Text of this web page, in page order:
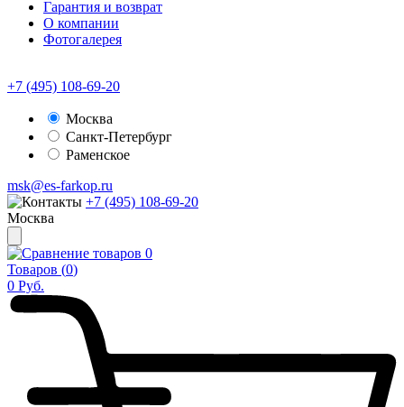
Гарантия и возврат
О компании
Фотогалерея
+7 (495) 108-69-20
Москва
Санкт-Петербург
Раменское
msk@es-farkop.ru
+7 (495) 108-69-20
Москва
0
Товаров (0)
0 Руб.